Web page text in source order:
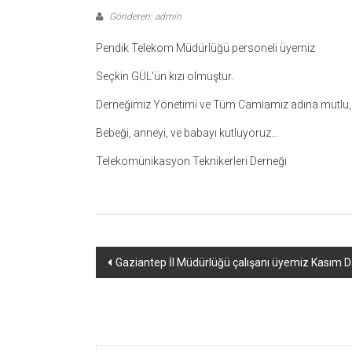
Gönderen: admin
Pendik Telekom Müdürlüğü personeli üyemiz
Seçkin GÜL'ün kızı olmuştur.
Derneğimiz Yönetimi ve Tüm Camiamız adına
Bebeği, anneyi, ve babayı kutluyoruz…
Telekomünikasyon Teknikerleri Derneği
Yazı
Gaziantep İl Müdürlüğü çalışanı üyemiz Kasım